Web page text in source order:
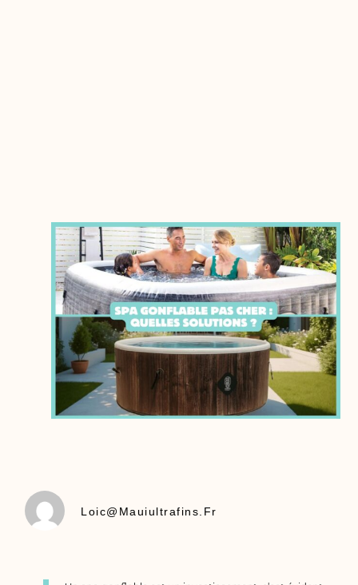
Loic@mauiultrafins.fr